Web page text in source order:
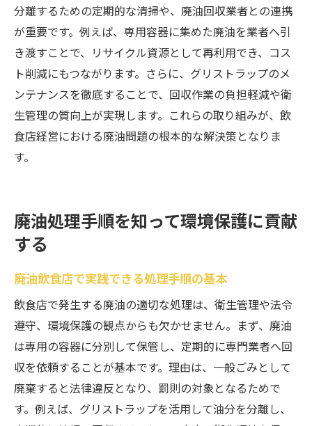
分離するための定期的な清掃や、廃油回収業者との連携
が重要です。例えば、専用容器に集めた廃油を業者へ引
き渡すことで、リサイクル資源として再利用でき、コス
ト削減にもつながります。さらに、グリストラップのメ
ンテナンスを徹底することで、回収作業の負担軽減や衛
生管理の質向上が実現します。これらの取り組みが、飲
食店経営における廃油問題の根本的な解決策となりま
す。
廃油処理手順を知って環境保護に貢献
する
廃油飲食店で実践できる処理手順の基本
飲食店で発生する廃油の適切な処理は、衛生管理や法令
遵守、環境保護の観点からも欠かせません。まず、廃油
は専用の容器に分別して保管し、定期的に専門業者へ回
収を依頼することが基本です。理由は、一般ごみとして
廃棄すると法律違反となり、罰則の対象となるためで
す。例えば、グリストラップを活用して油分を分離し、